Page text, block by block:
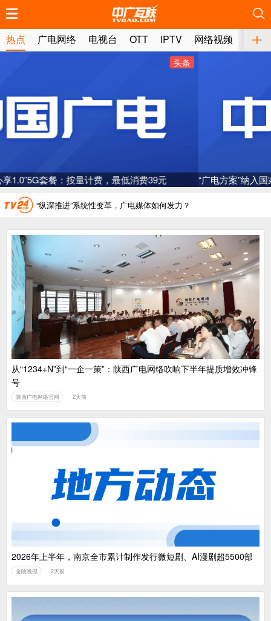
热点 广电网络 电视台 OTT IPTV 网络视频 媒体
“广电方案”纳入国家应急通信一体化保障体系
中国广电：编制一体化电视技术标准白皮书
AI赋能微短剧产业“沪8条”发布
“纵深推进”系统性变革，广电媒体如何发力？
“一省一网”，中国广电为何走了二十年？
广电总局对互联网电视自动续费专项治理
中国广电：编制一体化电视技术标准白皮书
推荐
从“1234+N”到“一企一策”：陕西广电网络吹响下半年提质增效冲锋
号
陕西广电网络官网 2天前
推荐
2026年上半年，南京全市累计制作发行微短剧、AI漫剧超5500部
金陵晚报 2天前
推荐
推荐
推荐
推荐
推荐
推荐
推荐
推荐
推荐
推荐
推荐
推荐
推荐
推荐
推荐
推荐
推荐
推荐